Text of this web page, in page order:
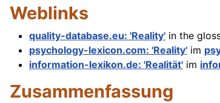
Weblinks
quality-database.eu: 'Reality' in the
psychology-lexicon.com: 'Reality' im
information-lexikon.de: 'Realität' im
Zusammenfassung